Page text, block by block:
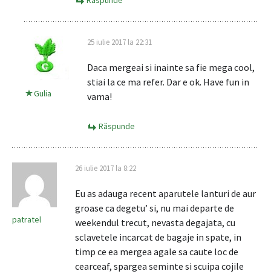
Gulia
25 iulie 2017 la 22:31
Daca mergeai si inainte sa fie mega cool,
stiai la ce ma refer. Dar e ok. Have fun in
vama!
Răspunde
patratel
26 iulie 2017 la 8:22
Eu as adauga recent aparutele lanturi de aur
groase ca degetu’ si, nu mai departe de
weekendul trecut, nevasta degajata, cu
sclavetele incarcat de bagaje in spate, in
timp ce ea mergea agale sa caute loc de
cearceaf, spargea seminte si scuipa cojile